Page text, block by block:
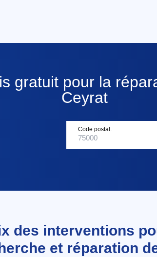
gratuit pour la
Ceyrat
Code postal:
des interventions
et réparation